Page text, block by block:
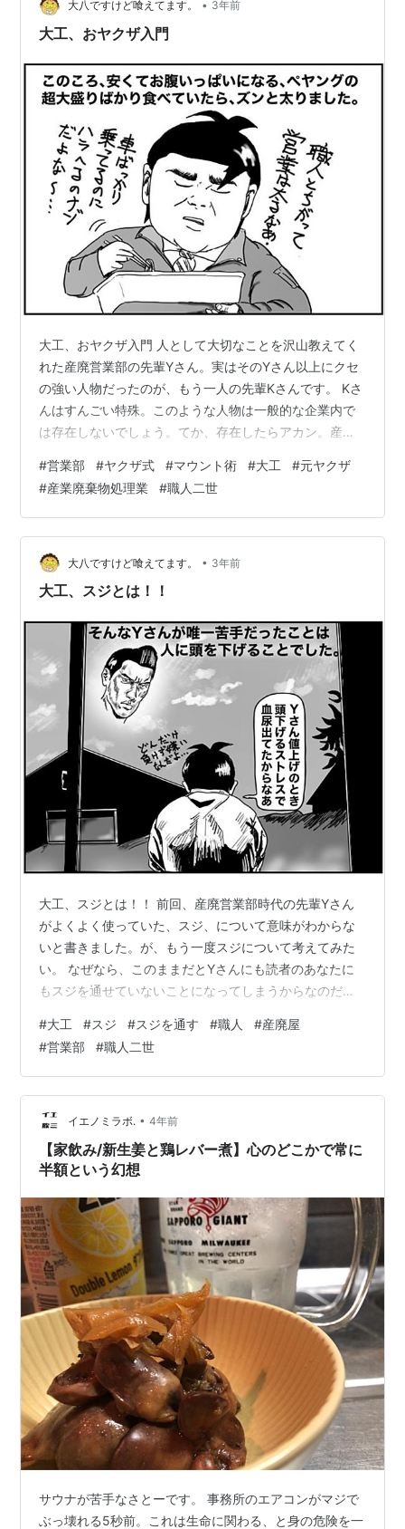
運よくスムーズに入店…
大八ですけど喰えてます。 • 3年前
大工、おヤクザ入門
大工、おヤクザ入門 人として大切なことを沢山教えてく
れた産廃営業部の先輩Yさん。実はそのYさん以上にクセ
の強い人物だったのが、もう一人の先輩Kさんです。 Kさ
んはすんごい特殊。このような人物は一般的な企業内で
は存在しないでしょう。てか、存在したらアカン。産業
思います。 Kさんは元ヤクザ。ね、ほんとにそんな人い
るのかよって思いますよね。けど実際、Kさんは全身に見
事なもんもんが施されている（らしい）ため、真夏でも
長袖の作業着を脱ぐことはなかったのよ。 会社の健康診
断は、他の社員に見られぬようにKさんだけ特別枠。Yさ
んが一緒に行ってた。だから、Yさん…
#営業部 #ヤクザ式 #マウント術 #大工 #元ヤクザ
#産業廃棄物処理業 #職人二世
大八ですけど喰えてます。 • 3年前
大工、スジとは！！
大工、スジとは！！ 前回、産廃営業部時代の先輩Yさん
がよくよく使っていた、スジ、について意味がわからな
いと書きました。が、もう一度スジについて考えてみた
い。 なぜなら、このままだとYさんにも読者のあなたに
もスジを通せていないことになってしまうからなのだ！
りそう。前回、スジとは人と人との関係における責任と
けじめ、だと僕は言いました。 ちなみに例のAIに聞いて
みたら『約束や言動と実際の行動が一致している場合、
スジが通る行動と云う』だってさ、優等生！ だけどちょ
っと説明が足りない気がするよね。 だって、これだと僕
がYさんと読者に対してスジが通せて…
#大工 #スジ #スジを通す #職人 #産廃屋
#営業部 #職人二世
イエノミラボ. • 4年前
【家飲み/新生姜と鶏レバー煮】心のどこかで常に
半額という幻想
サウナが苦手なさとーです。 事務所のエアコンがマジで
ぶっ壊れる5秒前。これは生命に関わる、と身の危険を一